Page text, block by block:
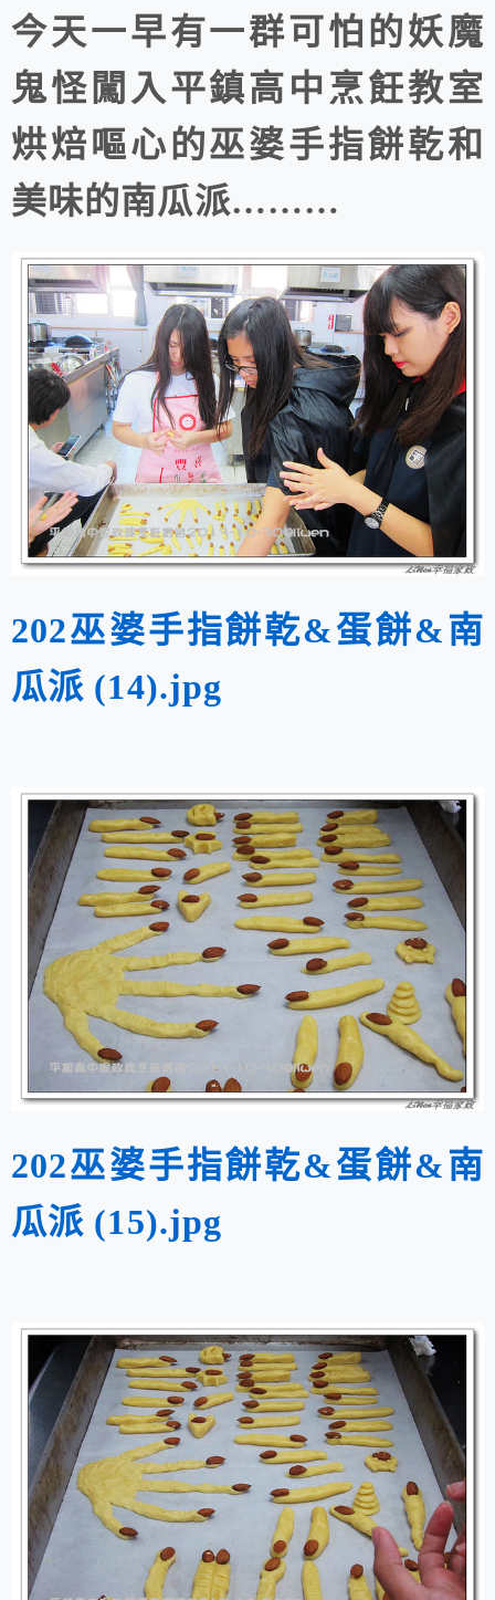
今天一早有一群可怕的妖魔
鬼怪闖入平鎮高中烹飪教室
烘焙嘔心的巫婆手指餅乾和
美味的南瓜派………
202巫婆手指餅乾&蛋餅&南
瓜派 (14).jpg
202巫婆手指餅乾&蛋餅&南
瓜派 (15).jpg